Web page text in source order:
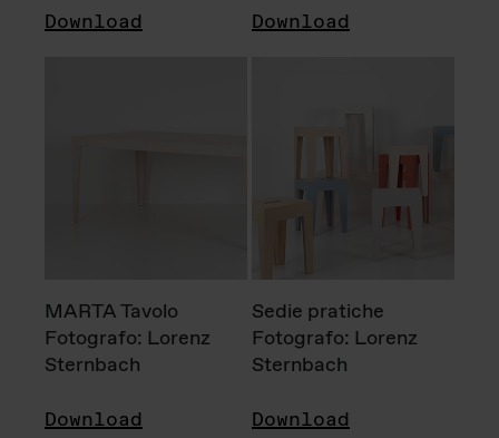
Download Download
MARTA Tavolo
Fotografo: Lorenz
Sternbach
Download
Sedie pratiche
Fotografo: Lorenz
Sternbach
Download